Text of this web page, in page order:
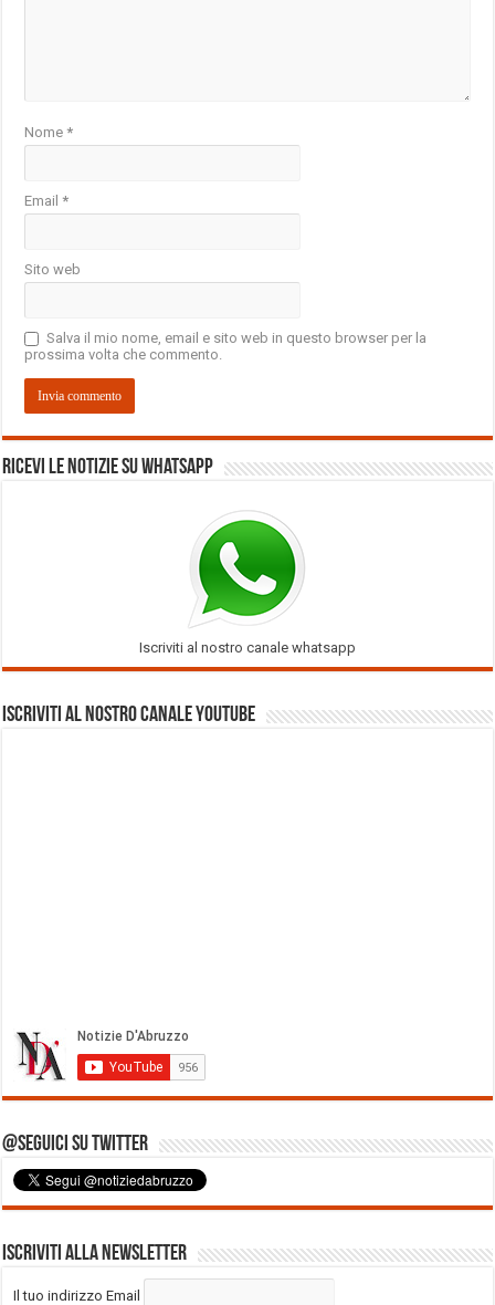
Nome*
Email*
Sito web
Salva il mio nome, email e sito web in questo browser per la
prossima volta che commento.
Ricevi le notizie su Whatsapp
Iscriviti al nostro canale whatsapp
Iscriviti al nostro Canale Youtube
@Seguici su Twitter
Iscriviti alla Newsletter
Il tuo indirizzo Email